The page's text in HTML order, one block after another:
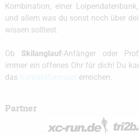
Kombination, einer Loipendatenbank,
und allem was du sonst noch über
wissen solltest.
Ob Skilanglauf-Anfänger oder
immer ein offenes Ohr für dich! Du
das
erreichen.
Partner